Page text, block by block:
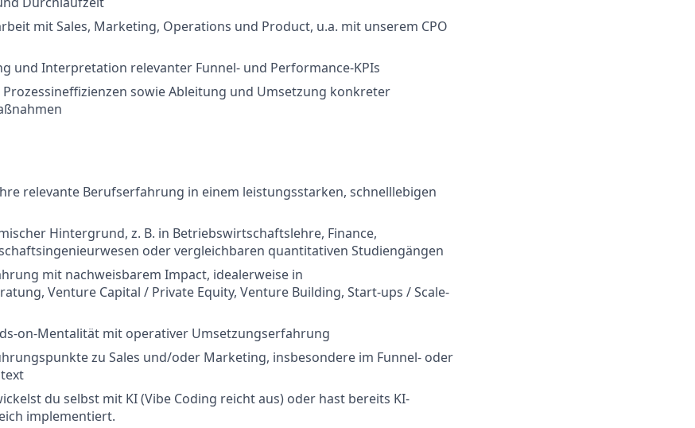
mit Sales, Marketing, Operations und Product, u.a. mit unserem CPO
und Interpretation relevanter Funnel- und Performance-KPIs
sowie Ableitung und Umsetzung konkreter
relevante Berufserfahrung in einem leistungsstarken, schnelllebigen
Hintergrund, z. B. in Betriebswirtschaftslehre, Finance,
oder vergleichbaren quantitativen Studiengängen
mit nachweisbarem Impact, idealerweise in
Venture Capital / Private Equity, Venture Building, Start-ups / Scale-
on-Mentalität mit operativer Umsetzungserfahrung
zu Sales und/oder Marketing, insbesondere im Funnel- oder
du selbst mit KI (Vibe Coding reicht aus) oder hast bereits KI-
implementiert.